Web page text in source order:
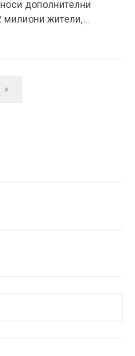
дополнителни
милиони жители,
»